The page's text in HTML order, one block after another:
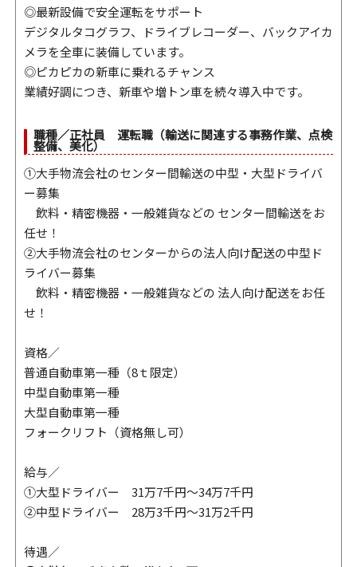
◎最新設備で安全運転をサポート
デジタルタコグラフ、ドライブレコーダー、バックアイカ
メラを全車に装備しています。
◎ピカピカの新車に乗れるチャンス
業績好調につき、新車や増トン車を続々導入中です。
職種／正社員 運転職（輸送に関連する事務作業、点検
整備、美化）
①大手物流会社のセンター間輸送の中型・大型ドライバ
ー募集
飲料・精密機器・一般雑貨などの センター間輸送をお
任せ！
②大手物流会社のセンターからの法人向け配送の中型ド
ライバー募集
飲料・精密機器・一般雑貨などの 法人向け配送をお任
せ！
資格／
普通自動車第一種（8ｔ限定）
中型自動車第一種
大型自動車第一種
フォークリフト（資格無し可）
給与／
①大型ドライバー 31万7千円～34万7千円
②中型ドライバー 28万3千円～31万2千円
待遇／